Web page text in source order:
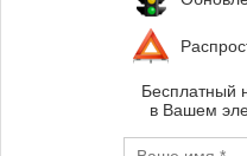
Бесплатный
в Вашем